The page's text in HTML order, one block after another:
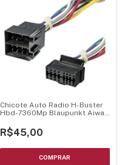
Chicote Auto Radio H-Buster
Hbd-7360Mp Blaupunkt Aiwa
R$45,00